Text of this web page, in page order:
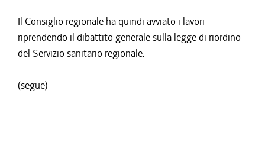
Il Consiglio regionale ha quindi avviato i lavori
riprendendo il dibattito generale sulla legge di riordino
del Servizio sanitario regionale.
(segue)